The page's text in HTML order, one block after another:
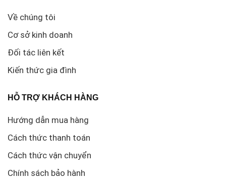
Về chúng tôi
Cơ sở kinh doanh
Đối tác liên kết
Kiến thức gia đình
HỖ TRỢ KHÁCH HÀNG
Hướng dẫn mua hàng
Cách thức thanh toán
Cách thức vận chuyển
Chính sách bảo hành